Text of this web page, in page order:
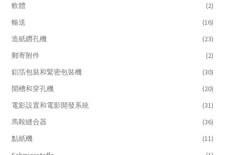
軟體
(2)
輸送
(16)
造紙鑽孔機
(23)
郵寄附件
(2)
鋁箔包裝和緊密包裝機
(30)
開槽和穿孔機
(20)
電影設置和電影開發系統
(31)
馬鞍縫合器
(36)
點紙機
(11)